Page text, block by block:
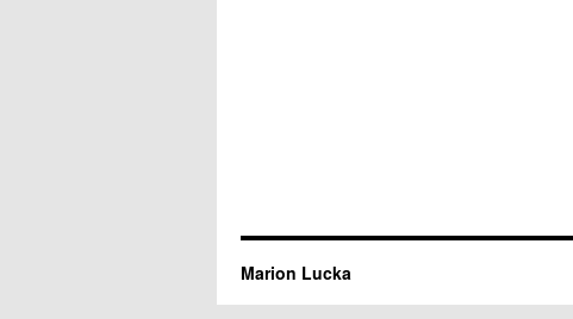
Marion Lucka